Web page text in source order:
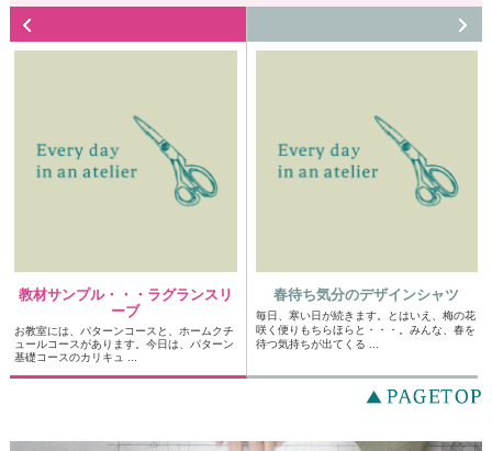
教材サンプル・・・ラグランスリ
ーブ
お教室には、パターンコースと、ホームクチ
ュールコースがあります。今日は、パターン
基礎コースのカリキュ ...
春待ち気分のデザインシャツ
毎日、寒い日が続きます。とはいえ、梅の花
咲く便りもちらほらと・・・。みんな、春を
待つ気持ちが出てくる ...